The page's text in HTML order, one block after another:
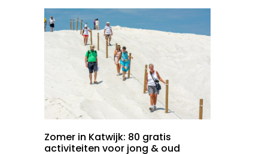
Zomer in Katwijk: 80 gratis
activiteiten voor jong & oud